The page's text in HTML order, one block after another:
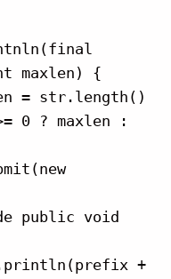
maxlen) {
0 ? maxlen :